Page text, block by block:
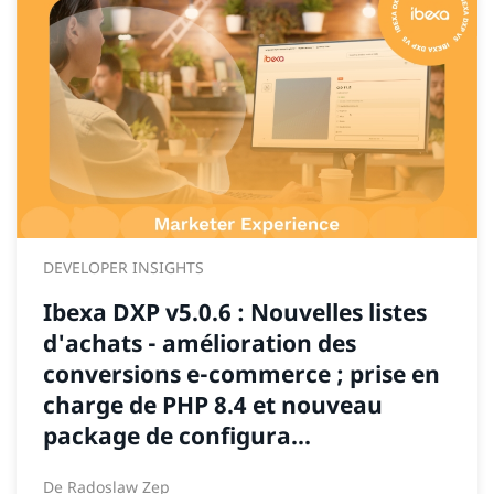
DEVELOPER INSIGHTS
Ibexa DXP v5.0.6 : Nouvelles listes
d'achats - amélioration des
conversions e-commerce ; prise en
charge de PHP 8.4 et nouveau
package de configura...
De Radoslaw Zep